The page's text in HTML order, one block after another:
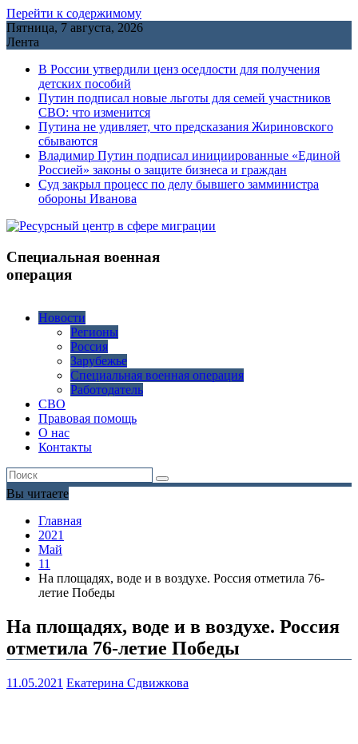
Перейти к содержимому
Пятница, 7 августа, 2026
Лента
В России утвердили ценз оседлости для получения
детских пособий
Путин подписал новые льготы для семей участников
СВО: что изменится
Путина не удивляет, что предсказания Жириновского
сбываются
Владимир Путин подписал инициированные «Единой
Россией» законы о защите бизнеса и граждан
Cуд закрыл процесс по делу бывшего замминистра
обороны Иванова
Специальная военная
операция
Новости
Регионы
Россия
Зарубежье
Специальная военная операция
Работодатель
СВО
Правовая помощь
О нас
Контакты
Вы читаете
Главная
2021
Май
11
На площадях, воде и в воздухе. Россия отметила 76-
летие Победы
На площадях, воде и в воздухе. Россия
отметила 76-летие Победы
11.05.2021 Екатерина Сдвижкова